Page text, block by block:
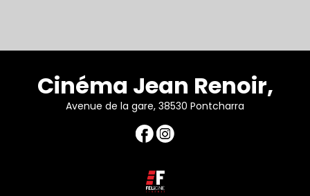
Cinéma Jean Renoir,
Avenue de la gare, 38530 Pontcharra